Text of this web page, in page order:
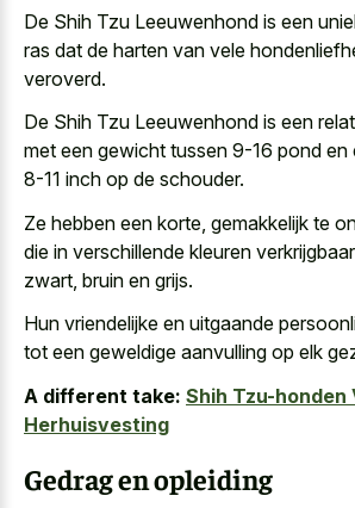
De Shih Tzu Leeuwenhond is een
ras dat de harten van vele
veroverd.
De Shih Tzu Leeuwenhond is een
met een gewicht tussen 9-16 pond en
8-11 inch op de schouder.
Ze hebben een korte, gemakkelijk te
die in verschillende kleuren verkrijgbaar
zwart, bruin en grijs.
Hun vriendelijke en uitgaande
tot een geweldige aanvulling op elk
A different take: Shih Tzu-honden
Herhuisvesting
Gedrag en opleiding